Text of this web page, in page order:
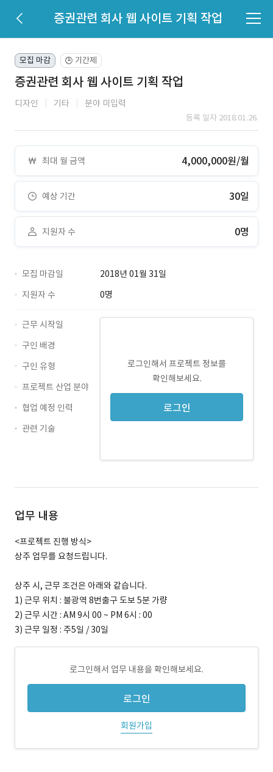
증권관련 회사 웹 사이트 기획 작업
모집 마감 🕒 기간제
증권관련 회사 웹 사이트 기획 작업
디자인 기타 분야 미입력
등록 일자 2018.01.26.
최대 월 금액 4,000,000원/월
예상 기간 30일
지원자 수 0명
모집 마감일
2018년 01월 31일
지원자 수
0명
로그인해서 프로젝트 정보를
확인해보세요.
로그인
근무 시작일
구인 배경
구인 유형
프로젝트 산업 분야
협업 예정 인력
관련 기술
업무 내용
<프로젝트 진행 방식>
상주 업무를 요청드립니다.
상주 시, 근무 조건은 아래와 같습니다.
1) 근무 위치 : 불광역 8번출구 도보 5분 가량
2) 근무 시간 : AM 9시 00 ~ PM 6시 : 00
3) 근무 일정 : 주5일 / 30일
로그인해서 업무 내용을 확인해보세요.
로그인
회원가입